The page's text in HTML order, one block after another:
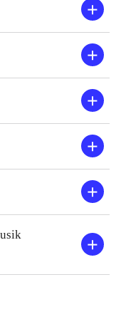
er
enkle
børn
år